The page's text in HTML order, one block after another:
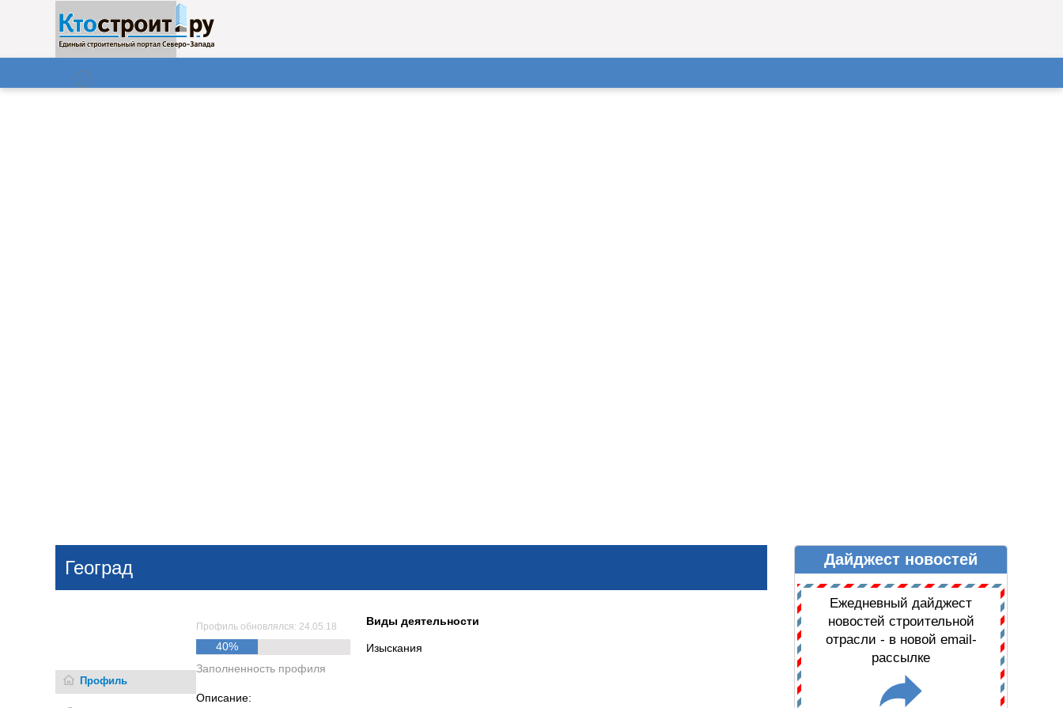
Поиск
ДАЙДЖЕСТ НОВОСТЕЙ
Геоград
Профиль
Профиль обновлялся: 24.05.18
40%
Заполненность профиля
Виды деятельности
Изыскания
Описание:
Дайджест новостей
Ежедневный дайджест
новостей строительной
отрасли - в новой email-
рассылке